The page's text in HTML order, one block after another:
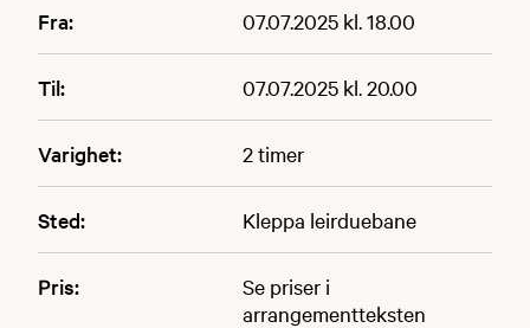
Fra: 07.07.2025 kl. 18.00
Til: 07.07.2025 kl. 20.00
Varighet: 2 timer
Sted: Kleppa leirduebane
Pris:
Se priser i
arrangementteksten